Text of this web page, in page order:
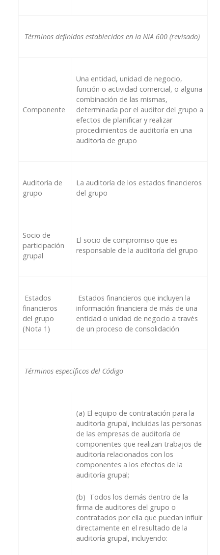
Términos definidos establecidos en la NIA 600 (revisado)
Componente
Una entidad, unidad de negocio,
función o actividad comercial, o alguna
combinación de las mismas,
determinada por el auditor del grupo a
efectos de planificar y realizar
procedimientos de auditoría en una
auditoría de grupo
Auditoría de
grupo
La auditoría de los estados financieros
del grupo
Socio de
participación
grupal
El socio de compromiso que es
responsable de la auditoría del grupo
Estados
financieros
del grupo
(Nota 1)
Estados financieros que incluyen la
información financiera de más de una
entidad o unidad de negocio a través
de un proceso de consolidación
Términos específicos del Código
(a) El equipo de contratación para la
auditoría grupal, incluidas las personas
de las empresas de auditoría de
componentes que realizan trabajos de
auditoría relacionados con los
componentes a los efectos de la
auditoría grupal;
(b) Todos los demás dentro de la
firma de auditores del grupo o
contratados por ella que puedan influir
directamente en el resultado de la
auditoría grupal, incluyendo: